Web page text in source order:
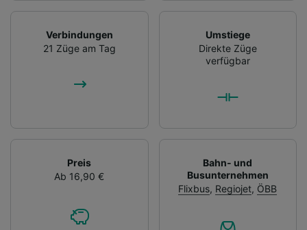
Verbindungen
21 Züge am Tag
Umstiege
Direkte Züge
verfügbar
Preis
Ab 16,90 €
Bahn- und
Busunternehmen
Flixbus, Regiojet, ÖBB